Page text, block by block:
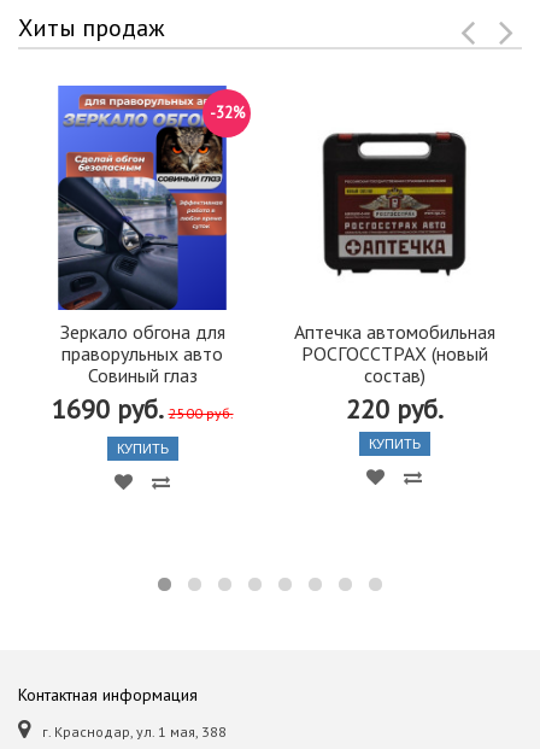
Хиты продаж
Зеркало обгона для
праворульных авто
Совиный глаз
1690 руб. 2500 руб.
-32%
КУПИТЬ
Аптечка автомобильная
РОСГОССТРАХ (новый
состав)
220 руб.
КУПИТЬ
Контактная информация
г. Краснодар, ул. 1 мая, 388